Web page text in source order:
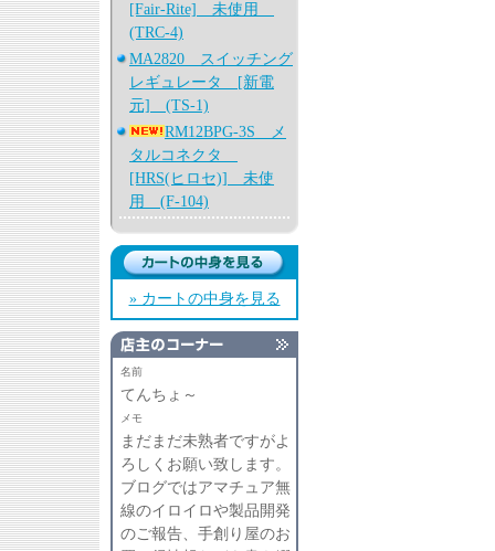
[Fair-Rite] 未使用
(TRC-4)
MA2820 スイッチング
レギュレータ [新電
元] (TS-1)
RM12BPG-3S メ
タルコネクタ
[HRS(ヒロセ)] 未使
用 (F-104)
» カートの中身を見る
名前
てんちょ～
メモ
まだまだ未熟者ですがよ
ろしくお願い致します。
ブログではアマチュア無
線のイロイロや製品開発
のご報告、手創り屋のお